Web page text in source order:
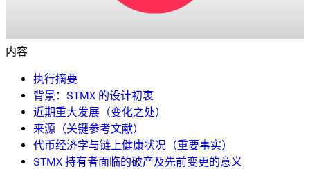
内容
执行摘要
背景：STMX 的设计初衷
近期重大发展（变化之处）
来源（关键参考文献）
代币经济学与链上健康状况（重要事实）
STMX 持有者面临的破产及先前变更的意义